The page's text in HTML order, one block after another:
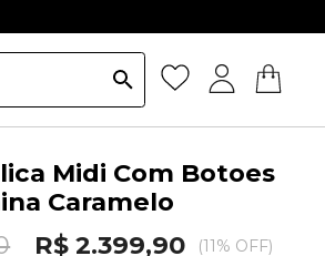
Midi Com Botoes
Caramelo
R$ 2.399,90 (11% OFF)